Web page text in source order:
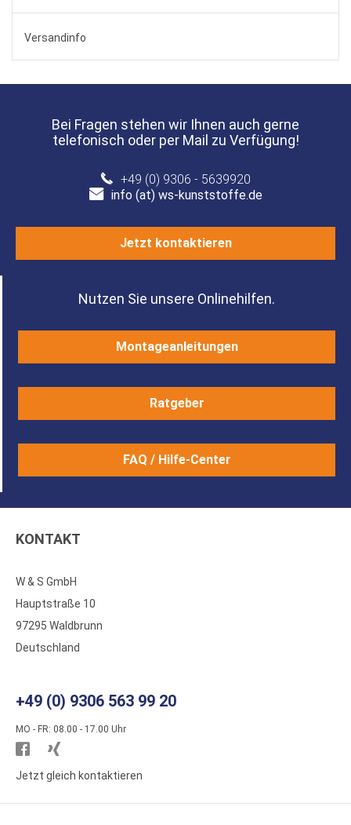
Versandinfo
Bei Fragen stehen wir Ihnen auch gerne
telefonisch oder per Mail zu Verfügung!
+49 (0) 9306 - 5639920
info (at) ws-kunststoffe.de
Jetzt kontaktieren
Nutzen Sie unsere Onlinehilfen.
Montageanleitungen
Ratgeber
FAQ / Hilfe-Center
KONTAKT
W & S GmbH
Hauptstraße 10
97295 Waldbrunn
Deutschland
+49 (0) 9306 563 99 20
MO - FR: 08.00 - 17.00 Uhr
Besuchen
Sie
Sie
Jetzt gleich kontaktieren